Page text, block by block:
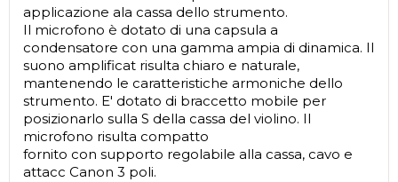
applicazione ala cassa dello strumento.
Il microfono è dotato di una capsula a
condensatore con una gamma ampia di dinamica. Il
suono amplificat risulta chiaro e naturale,
mantenendo le caratteristiche armoniche dello
strumento. E' dotato di braccetto mobile per
posizionarlo sulla S della cassa del violino. Il
microfono risulta compatto
fornito con supporto regolabile alla cassa, cavo e
attacc Canon 3 poli.